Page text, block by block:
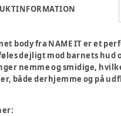
body fra NAME IT er et
dejligt mod barnets
nemme og smidige,
både derhjemme og på